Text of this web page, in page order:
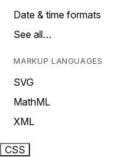
Date & time formats
See all…
MARKUP LANGUAGES
SVG
MathML
XML
CSS